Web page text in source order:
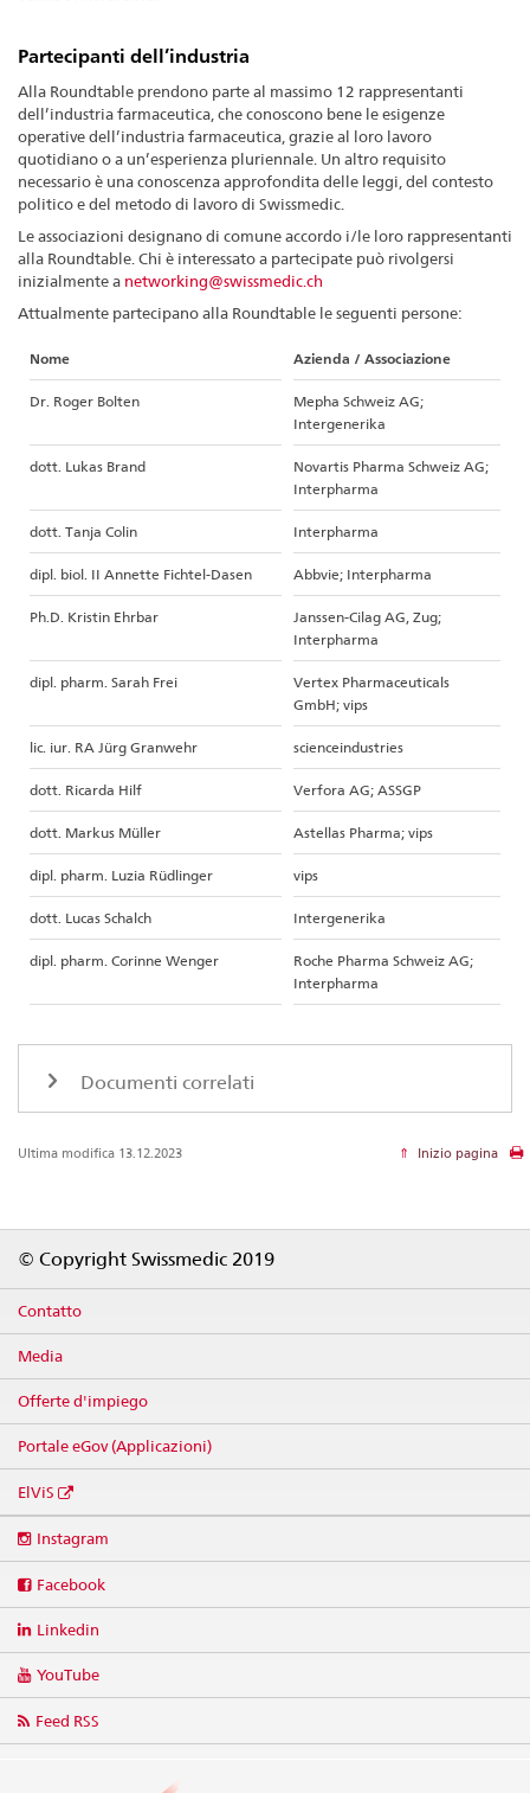
Partecipanti dell’industria
Alla Roundtable prendono parte al massimo 12 rappresentanti
dell’industria farmaceutica, che conoscono bene le esigenze
operative dell’industria farmaceutica, grazie al loro lavoro
quotidiano o a un’esperienza pluriennale. Un altro requisito
necessario è una conoscenza approfondita delle leggi, del contesto
politico e del metodo di lavoro di Swissmedic.
Le associazioni designano di comune accordo i/le loro rappresentanti
alla Roundtable. Chi è interessato a partecipate può rivolgersi
inizialmente a networking@swissmedic.ch
Attualmente partecipano alla Roundtable le seguenti persone:
Nome Azienda / Associazione
Dr. Roger Bolten
Mepha Schweiz AG;
Intergenerika
dott. Lukas Brand
Novartis Pharma Schweiz AG;
Interpharma
dott. Tanja Colin Interpharma
dipl. biol. II Annette Fichtel-Dasen Abbvie; Interpharma
Ph.D. Kristin Ehrbar
Janssen-Cilag AG, Zug;
Interpharma
dipl. pharm. Sarah Frei
Vertex Pharmaceuticals
GmbH; vips
lic. iur. RA Jürg Granwehr scienceindustries
dott. Ricarda Hilf Verfora AG; ASSGP
dott. Markus Müller Astellas Pharma; vips
dipl. pharm. Luzia Rüdlinger vips
dott. Lucas Schalch Intergenerika
dipl. pharm. Corinne Wenger
Roche Pharma Schweiz AG;
Interpharma
Documenti correlati
Ultima modifica 13.12.2023 Inizio pagina
© Copyright Swissmedic 2019
Contatto
Media
Offerte d'impiego
Portale eGov (Applicazioni)
ElViS
media
Instagram
Facebook
Linkedin
YouTube
Feed RSS